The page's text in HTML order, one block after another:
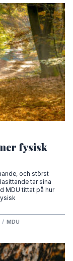
fysisk
och störst
tar sina
MDU tittat på hur
/ MDU